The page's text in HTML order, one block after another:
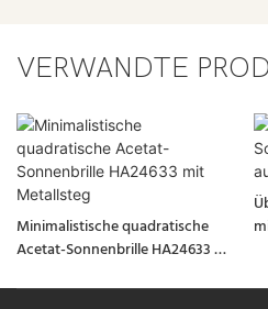
VERWANDTE
Minimalistische quadratische
Acetat-Sonnenbrille HA24633 mit